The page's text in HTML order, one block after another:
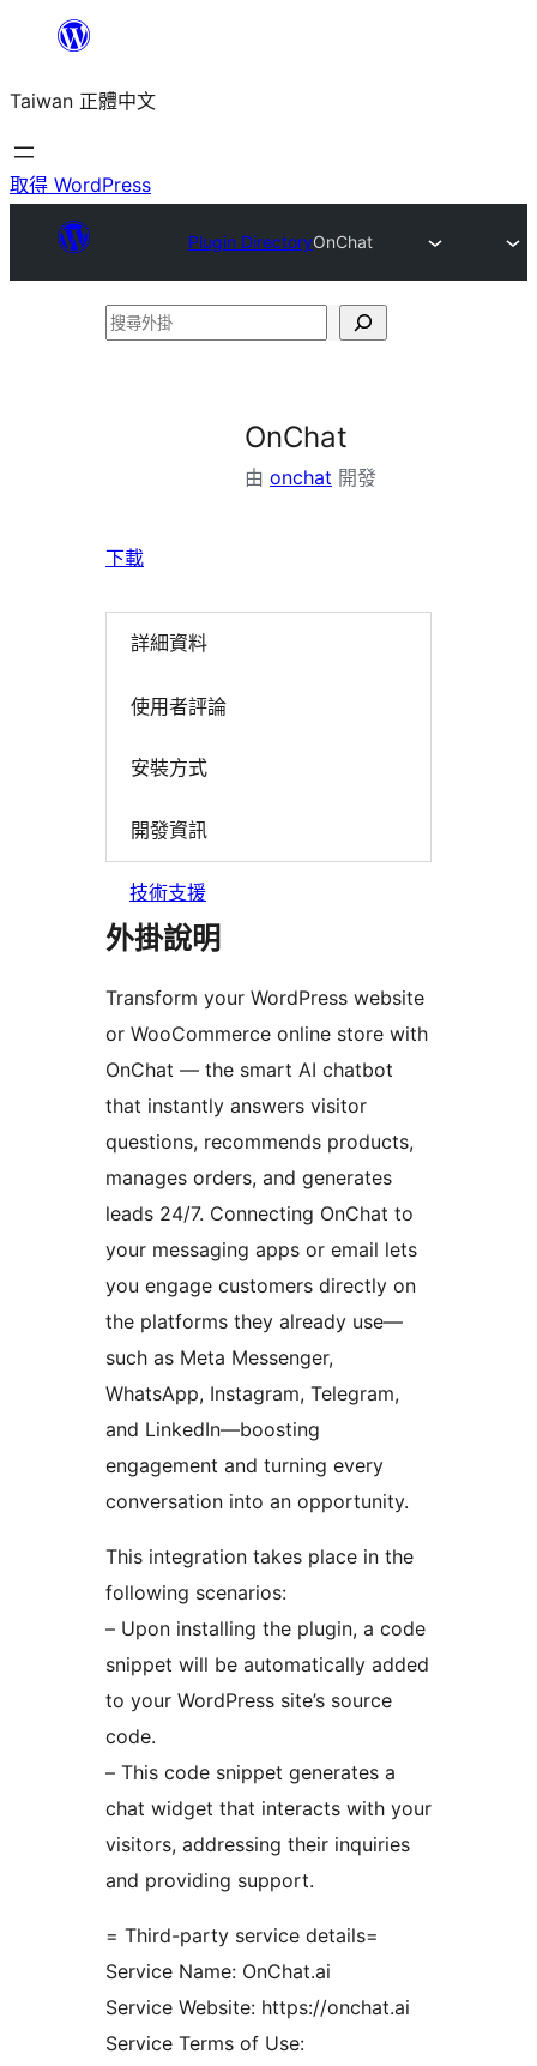
主
要
內
Taiwan 正體中文
取得 WordPress
Plugin DirectoryOnChat
搜
OnChat
由 onchat 開發
下載
詳細資料
使用者評論
安裝方式
開發資訊
技術支援
外掛說明
Transform your WordPress website
or WooCommerce online store with
OnChat — the smart AI chatbot
that instantly answers visitor
questions, recommends products,
manages orders, and generates
leads 24/7. Connecting OnChat to
your messaging apps or email lets
you engage customers directly on
the platforms they already use—
such as Meta Messenger,
WhatsApp, Instagram, Telegram,
and LinkedIn—boosting
engagement and turning every
conversation into an opportunity.
This integration takes place in the
following scenarios:
– Upon installing the plugin, a code
snippet will be automatically added
to your WordPress site’s source
code.
– This code snippet generates a
chat widget that interacts with your
visitors, addressing their inquiries
and providing support.
= Third-party service details=
Service Name: OnChat.ai
Service Website: https://onchat.ai
Service Terms of Use: